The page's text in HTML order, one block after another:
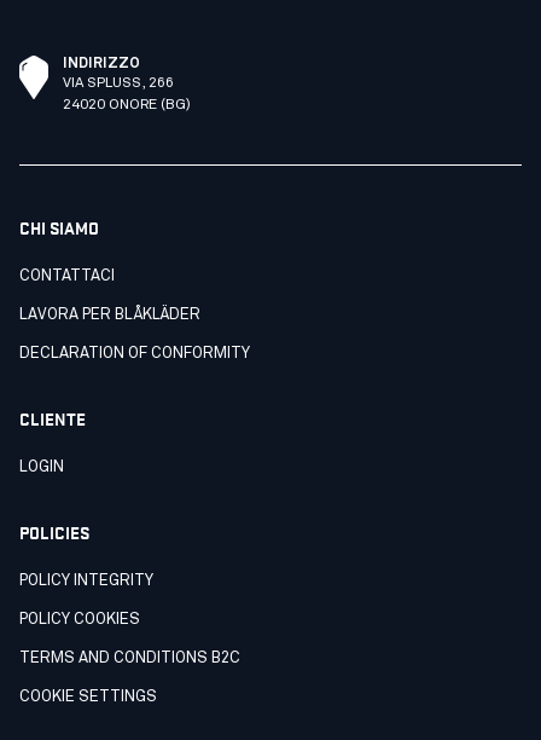
INDIRIZZO
VIA SPLUSS, 266
24020 ONORE (BG)
CHI SIAMO
CONTATTACI
LAVORA PER BLÅKLÄDER
DECLARATION OF CONFORMITY
CLIENTE
LOGIN
POLICIES
POLICY INTEGRITY
POLICY COOKIES
TERMS AND CONDITIONS B2C
COOKIE SETTINGS